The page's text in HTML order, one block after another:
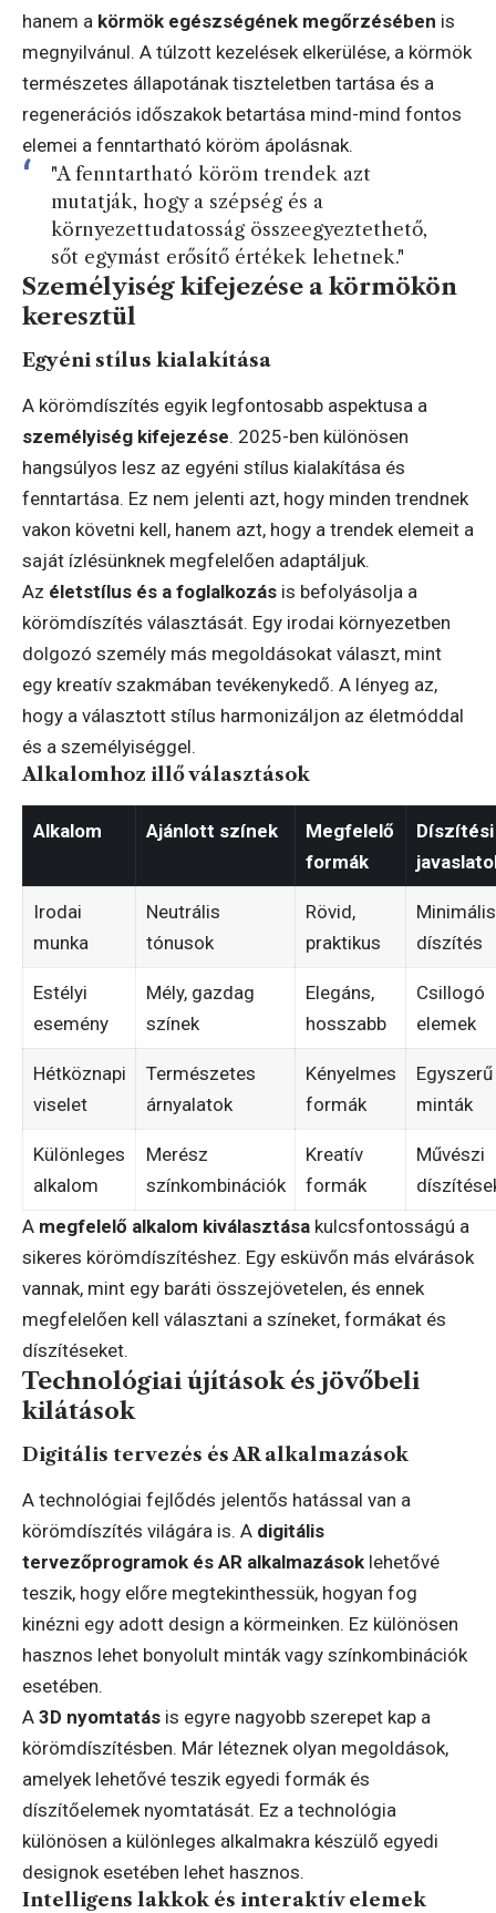
hanem a körmök egészségének megőrzésében is
megnyilvánul. A túlzott kezelések elkerülése, a körmök
természetes állapotának tiszteletben tartása és a
regenerációs időszakok betartása mind-mind fontos
elemei a fenntartható köröm ápolásnak.
"A fenntartható köröm trendek azt
mutatják, hogy a szépség és a
környezettudatosság összeegyeztethető,
sőt egymást erősítő értékek lehetnek."
Személyiség kifejezése a körmökön
keresztül
Egyéni stílus kialakítása
A körömdíszítés egyik legfontosabb aspektusa a
személyiség kifejezése. 2025-ben különösen
hangsúlyos lesz az egyéni stílus kialakítása és
fenntartása. Ez nem jelenti azt, hogy minden trendnek
vakon követni kell, hanem azt, hogy a trendek elemeit a
saját ízlésünknek megfelelően adaptáljuk.
Az életstílus és a foglalkozás is befolyásolja a
körömdíszítés választását. Egy irodai környezetben
dolgozó személy más megoldásokat választ, mint
egy kreatív szakmában tevékenykedő. A lényeg az,
hogy a választott stílus harmonizáljon az életmóddal
és a személyiséggel.
Alkalomhoz illő választások
Alkalom Ajánlott színek
Megfelelő
formák
Díszítési
Irodai
munka
Neutrális
tónusok
Rövid,
praktikus
Minimális
díszítés
Estélyi
esemény
Mély, gazdag
színek
Elegáns,
hosszabb
Csillogó
elemek
Hétköznapi
viselet
Természetes
árnyalatok
Kényelmes
formák
Egyszerű
minták
Különleges
alkalom
Merész
színkombinációk
Kreatív
formák
Művészi
A megfelelő alkalom kiválasztása kulcsfontosságú a
sikeres körömdíszítéshez. Egy esküvőn más elvárások
vannak, mint egy baráti összejövetelen, és ennek
megfelelően kell választani a színeket, formákat és
díszítéseket.
Technológiai újítások és jövőbeli
kilátások
Digitális tervezés és AR alkalmazások
A technológiai fejlődés jelentős hatással van a
körömdíszítés világára is. A digitális
tervezőprogramok és AR alkalmazások lehetővé
teszik, hogy előre megtekinthessük, hogyan fog
kinézni egy adott design a körmeinken. Ez különösen
hasznos lehet bonyolult minták vagy színkombinációk
esetében.
A 3D nyomtatás is egyre nagyobb szerepet kap a
körömdíszítésben. Már léteznek olyan megoldások,
amelyek lehetővé teszik egyedi formák és
díszítőelemek nyomtatását. Ez a technológia
különösen a különleges alkalmakra készülő egyedi
designok esetében lehet hasznos.
Intelligens lakkok és interaktív elemek